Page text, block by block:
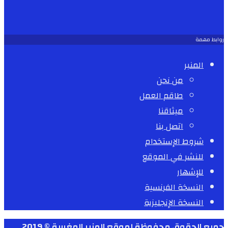
روابط مهمة
المنبر
من نحن
طاقم العمل
ميثاقنا
اتصل بنا
شروط الإستخدام
للنشر في الموقع
للإشهار
النسخة الفرنسية
النسخة الإنجليزية